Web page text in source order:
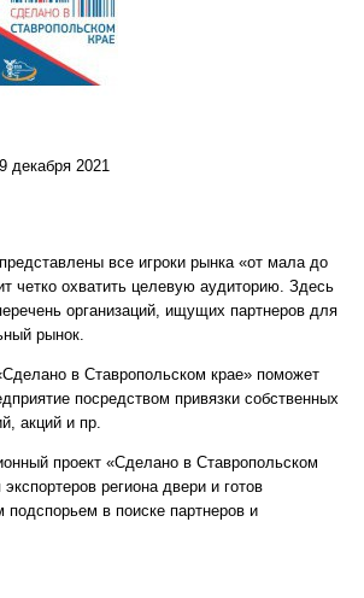
декабря 2021
все игроки рынка «от мала до
четко охватить целевую аудиторию. Здесь
организаций, ищущих партнеров для
рынок.
в Ставропольском крае» поможет
посредством привязки собственных
акций и пр.
проект «Сделано в Ставропольском
региона двери и готов
в поиске партнеров и